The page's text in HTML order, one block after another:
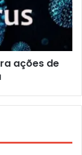
ações de